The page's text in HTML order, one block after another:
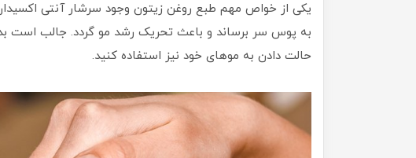
یکی از خواص مهم طبع روغن زیتون وجود سرشار آنتی
به پوس سر برساند و باعث تحریک رشد مو گردد. جالب است
حالت دادن به موهای خود نیز استفاده کنید.